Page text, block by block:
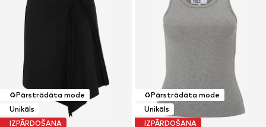
♻️Pārstrādāta mode
Unikāls
IZPĀRDOŠANA
♻️Pārstrādāta mode
Unikāls
IZPĀRDOŠANA